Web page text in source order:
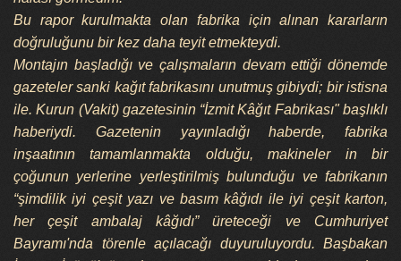
Bu rapor kurulmakta olan fabrika için alınan kararların
doğruluğunu bir kez daha teyit etmekteydi.
Montajın başladığı ve çalışmaların devam ettiği dönemde
gazeteler sanki kağıt fabrikasını unutmuş gibiydi; bir istisna
ile. Kurun (Vakit) gazetesinin “İzmit Kâğıt Fabrikası" başlıklı
haberiydi. Gazetenin yayınladığı haberde, fabrika
inşaatının tamamlanmakta olduğu, makineler in bir
çoğunun yerlerine yerleştirilmiş bulunduğu ve fabrikanın
“şimdilik iyi çeşit yazı ve basım kâğıdı ile iyi çeşit karton,
her çeşit ambalaj kâğıdı” üreteceği ve Cumhuriyet
Bayramı'nda törenle açılacağı duyuruluyordu. Başbakan